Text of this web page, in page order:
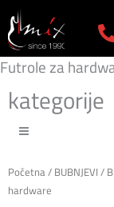
Пређи
на
садржај
Futrole za
kategorije
Početna/ BUBNJEVI /
hardware